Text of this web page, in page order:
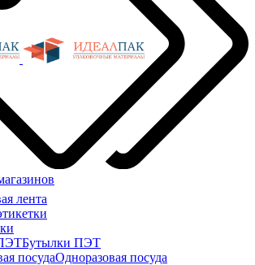
лента
Бутылки ПЭТ
Одноразовая посуда